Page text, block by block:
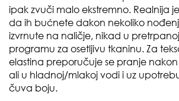
ipak zvuči malo ekstremno. Realnija
da ih bućnete dakon nekoliko
izvrnute na naličje, nikad u
programu za osetljivu tkaninu. Za
elastina preporučuje se pranje
ali u hladnoj/mlakoj vodi i uz
čuva boju.